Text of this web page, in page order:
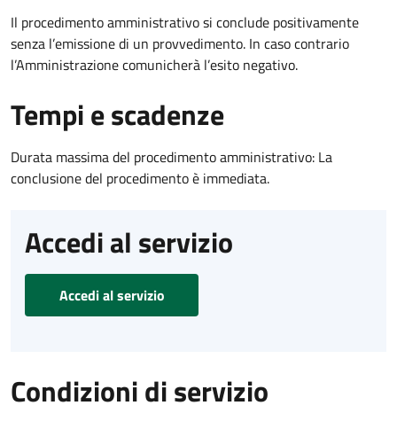
Il procedimento amministrativo si conclude positivamente
senza l’emissione di un provvedimento. In caso contrario
l’Amministrazione comunicherà l’esito negativo.
Tempi e scadenze
Durata massima del procedimento amministrativo: La
conclusione del procedimento è immediata.
Accedi al servizio
Accedi al servizio
Condizioni di servizio